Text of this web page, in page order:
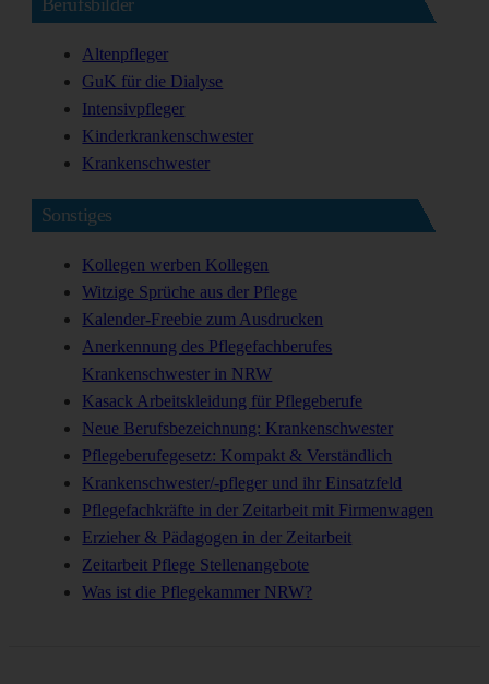
Berufsbilder
Altenpfleger
GuK für die Dialyse
Intensivpfleger
Kinderkrankenschwester
Krankenschwester
Sonstiges
Kollegen werben Kollegen
Witzige Sprüche aus der Pflege
Kalender-Freebie zum Ausdrucken
Anerkennung des Pflegefachberufes
Krankenschwester in NRW
Kasack Arbeitskleidung für Pflegeberufe
Neue Berufsbezeichnung: Krankenschwester
Pflegeberufegesetz: Kompakt & Verständlich
Krankenschwester/-pfleger und ihr Einsatzfeld
Pflegefachkräfte in der Zeitarbeit mit Firmenwagen
Erzieher & Pädagogen in der Zeitarbeit
Zeitarbeit Pflege Stellenangebote
Was ist die Pflegekammer NRW?